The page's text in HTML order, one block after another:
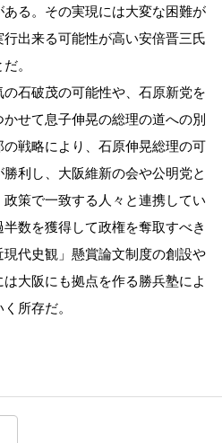
る。その実現には大変な困難が
出来る可能性が高い安倍晋三氏
。
石破茂の可能性や、石原新党を
せて息子伸晃の総理の道への別
戦略により、石原伸晃総理の可
利し、大阪維新の会や公明党と
策で一致する人々と連携してい
数を獲得して政権を奪取すべき
代史観」懸賞論文制度の創設や
大阪にも拠点を作る勝兵塾によ
所存だ。